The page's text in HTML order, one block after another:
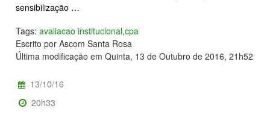
sensibilização …
Tags: avaliacao institucional,cpa
Escrito por Ascom Santa Rosa
Última modificação em Quinta, 13 de Outubro de 2016, 21h52
13/10/16
20h33